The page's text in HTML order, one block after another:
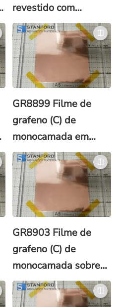
revestido com
grafeno (C)
GR8899 Filme de
grafeno (C) de
monocamada em
folha de cobre (Cu)
Dia. 12 mm com
revestimento de
PMMA
GR8903 Filme de
grafeno (C) de
monocamada sobre
folha de cobre (Cu)
100x100 mm com